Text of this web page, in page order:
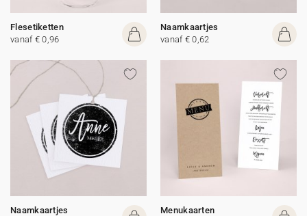
Flesetiketten
vanaf € 0,96
Naamkaartjes
vanaf € 0,62
Naamkaartjes
Menukaarten